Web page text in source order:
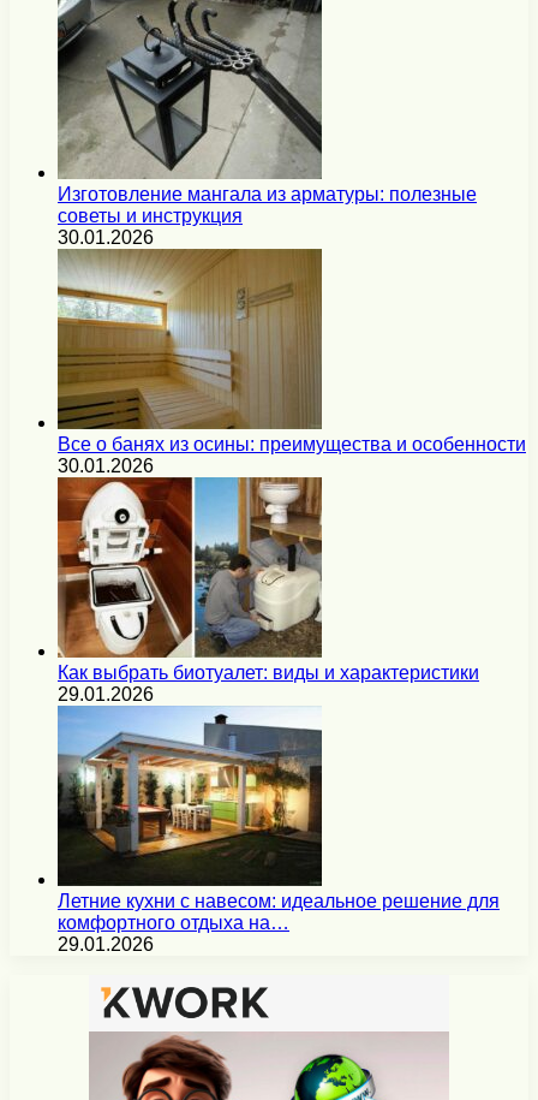
Изготовление мангала из арматуры: полезные
советы и инструкция
30.01.2026
Все о банях из осины: преимущества и особенности
30.01.2026
Как выбрать биотуалет: виды и характеристики
29.01.2026
Летние кухни с навесом: идеальное решение для
комфортного отдыха на…
29.01.2026